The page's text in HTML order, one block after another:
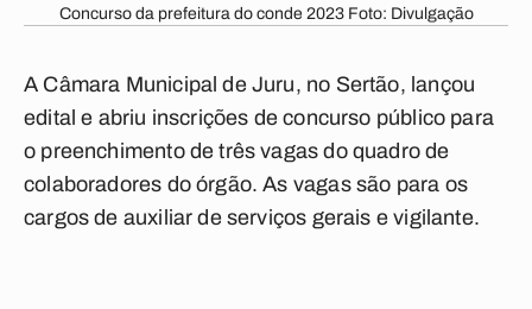
Concurso da prefeitura do conde 2023 Foto: Divulgação
A Câmara Municipal de Juru, no Sertão, lançou
edital e abriu inscrições de concurso público para
o preenchimento de três vagas do quadro de
colaboradores do órgão. As vagas são para os
cargos de auxiliar de serviços gerais e vigilante.